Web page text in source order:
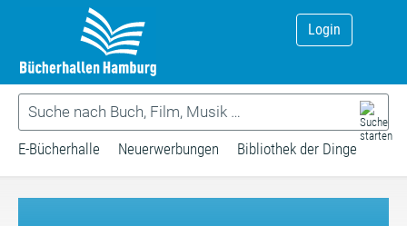
Login
E-Bücherhalle Neuerwerbungen Bibliothek der Dinge